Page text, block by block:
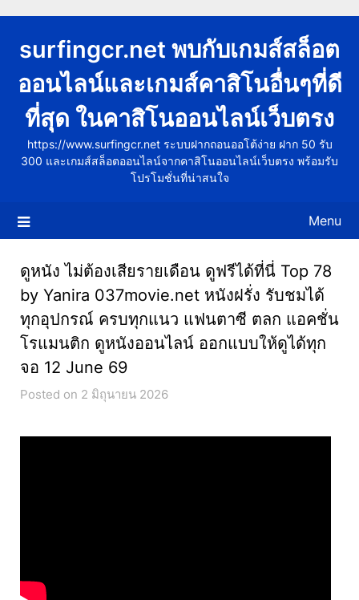
contentsurfingcr.net พบกับเกมส์สล็อต
ออนไลน์และเกมส์คาสิโนอื่นๆที่ดี
ที่สุด ในคาสิโนออนไลน์เว็บตรง
https://www.surfingcr.net ระบบฝากถอนออโต้ง่าย ฝาก 50 รับ
300 และเกมส์สล็อตออนไลน์จากคาสิโนออนไลน์เว็บตรง พร้อมรับ
โปรโมชั่นที่น่าสนใจ
Menu
ดูหนัง ไม่ต้องเสียรายเดือน ดูฟรีได้ที่นี่ Top 78
by Yanira 037movie.net หนังฝรั่ง รับชมได้
ทุกอุปกรณ์ ครบทุกแนว แฟนตาซี ตลก แอคชั่น
โรแมนติก ดูหนังออนไลน์ ออกแบบให้ดูได้ทุก
จอ 12 June 69
Posted on 2 มิถุนายน 2026